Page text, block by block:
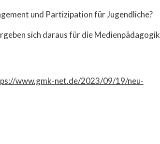
und Partizipation für Jugendliche?
sich daraus für die Medienpädagogik
www.gmk-net.de/2023/09/19/neu-